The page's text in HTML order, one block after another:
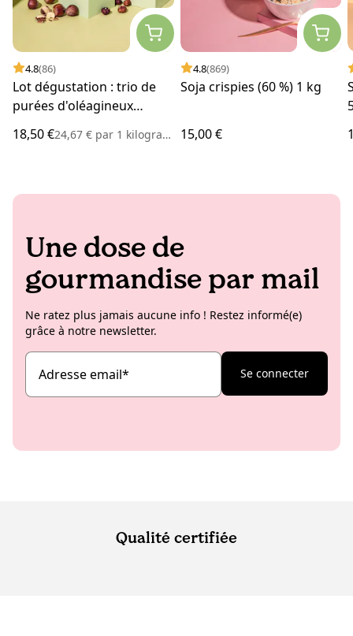
4.8(86)
Lot dégustation : trio de
purées d'oléagineux
18,50 €24,67 € par 1 kilogramme
4.8(869)
Soja crispies (60 %) 1 kg
15,00 €
Une dose de
gourmandise par mail
Ne ratez plus jamais aucune info ! Restez informé(e)
grâce à notre newsletter.
Adresse email* Se connecter
Qualité certifiée